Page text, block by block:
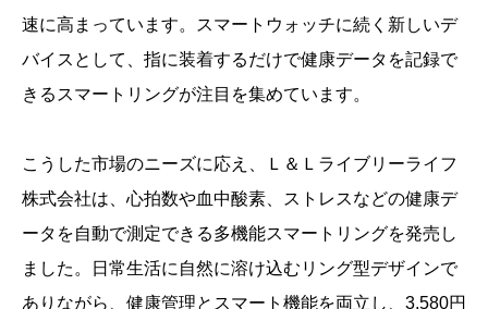
速に高まっています。スマートウォッチに続く新しいデ
バイスとして、指に装着するだけで健康データを記録で
きるスマートリングが注目を集めています。
こうした市場のニーズに応え、Ｌ＆Ｌライブリーライフ
株式会社は、心拍数や血中酸素、ストレスなどの健康デ
ータを自動で測定できる多機能スマートリングを発売し
ました。日常生活に自然に溶け込むリング型デザインで
ありながら、健康管理とスマート機能を両立し、3,580円